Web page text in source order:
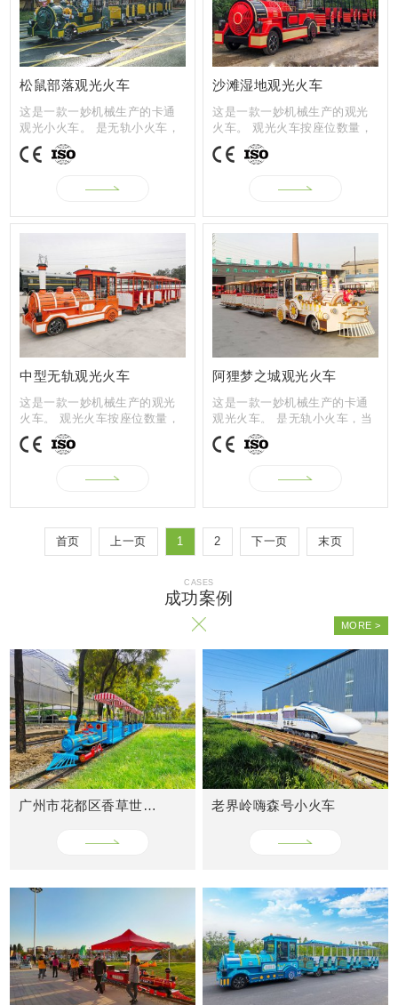
松鼠部落观光火车
这是一款一妙机械生产的卡通
观光小火车。 是无轨小火车，
当然，也可...
沙滩湿地观光火车
这是一款一妙机械生产的观光
火车。 观光火车按座位数量，
分为27座、...
中型无轨观光火车
这是一款一妙机械生产的观光
火车。 观光火车按座位数量，
分为27座、...
阿狸梦之城观光火车
这是一款一妙机械生产的卡通
观光火车。 是无轨小火车，当
然，也可以...
首页 上一页 1 2 下一页 末页
广州市花都区香草世界轨道小火车 老界岭嗨森号小火车